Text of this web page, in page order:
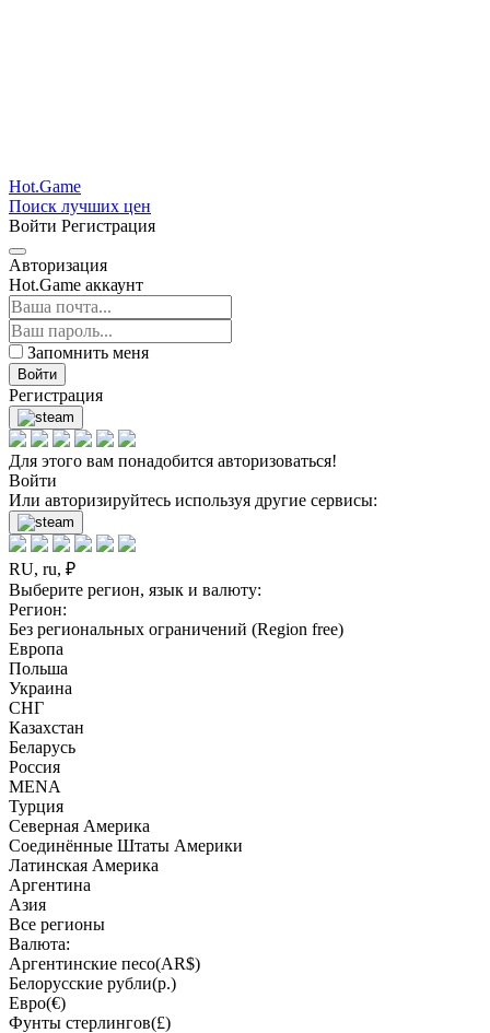
Hot.Game
Поиск лучших цен
Войти Регистрация
Авторизация
Hot.Game аккаунт
Запомнить меня
Войти
Регистрация
Для этого вам понадобится авторизоваться!
Войти
Или авторизируйтесь используя другие сервисы:
RU, ru, ₽
Выберите регион, язык и валюту:
Регион:
Без региональных ограничений (Region free)
Европа
Польша
Украина
СНГ
Казахстан
Беларусь
Россия
MENA
Турция
Северная Америка
Соединённые Штаты Америки
Латинская Америка
Аргентина
Азия
Все регионы
Валюта:
Аргентинские песо(AR$)
Белорусские рубли(р.)
Евро(€)
Фунты стерлингов(£)